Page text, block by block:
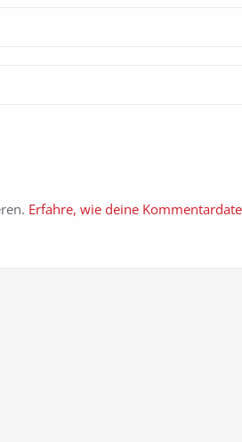
Erfahre, wie deine